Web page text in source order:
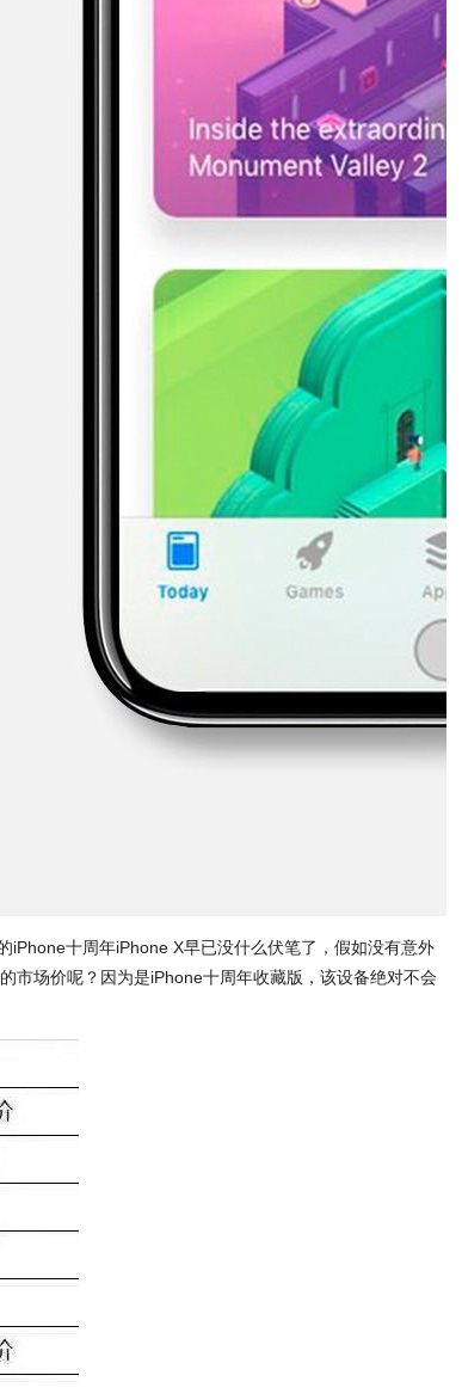
iPhone十周年iPhone X早已没什么伏笔了，假如没有意外
市场价呢？因为是iPhone十周年收藏版，该设备绝对不会